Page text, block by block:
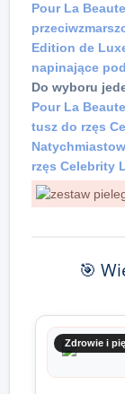
Pour La
Edition de
napinające
Do wyboru
Pour La
tusz do rzęs
rzęs Celebrity
🎯
Zdrowie i